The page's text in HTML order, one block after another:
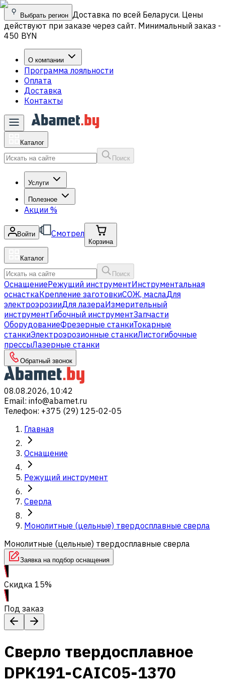
Выбрать регион Доставка по всей Беларуси. Цены
действуют при заказе через сайт. Минимальный заказ -
450 BYN
О компании
Программа лояльности
Оплата
Доставка
Контакты
Каталог
Поиск
Услуги
Полезное
Акции %
Войти Смотрел
Корзина
Каталог
Поиск
ОснащениеРежущий инструментИнструментальная
оснасткаКрепление заготовкиСОЖ, маслаДля
электроэрозииДля лазераИзмерительный
инструментГибочный инструментЗапчасти
ОборудованиеФрезерные станкиТокарные
станкиЭлектроэрозионные станкиЛистогибочные
прессыЛазерные станки
Обратный звонок
08.08.2026, 10:42
Email: info@abamet.ru
Телефон: +375 (29) 125-02-05
Главная
Оснащение
Режущий инструмент
Сверла
Монолитные (цельные) твердосплавные сверла
Монолитные (цельные) твердосплавные сверла
Заявка на подбор оснащения
Скидка 15%
Под заказ
Сверло твердосплавное
DPK191-CAIC05-1370